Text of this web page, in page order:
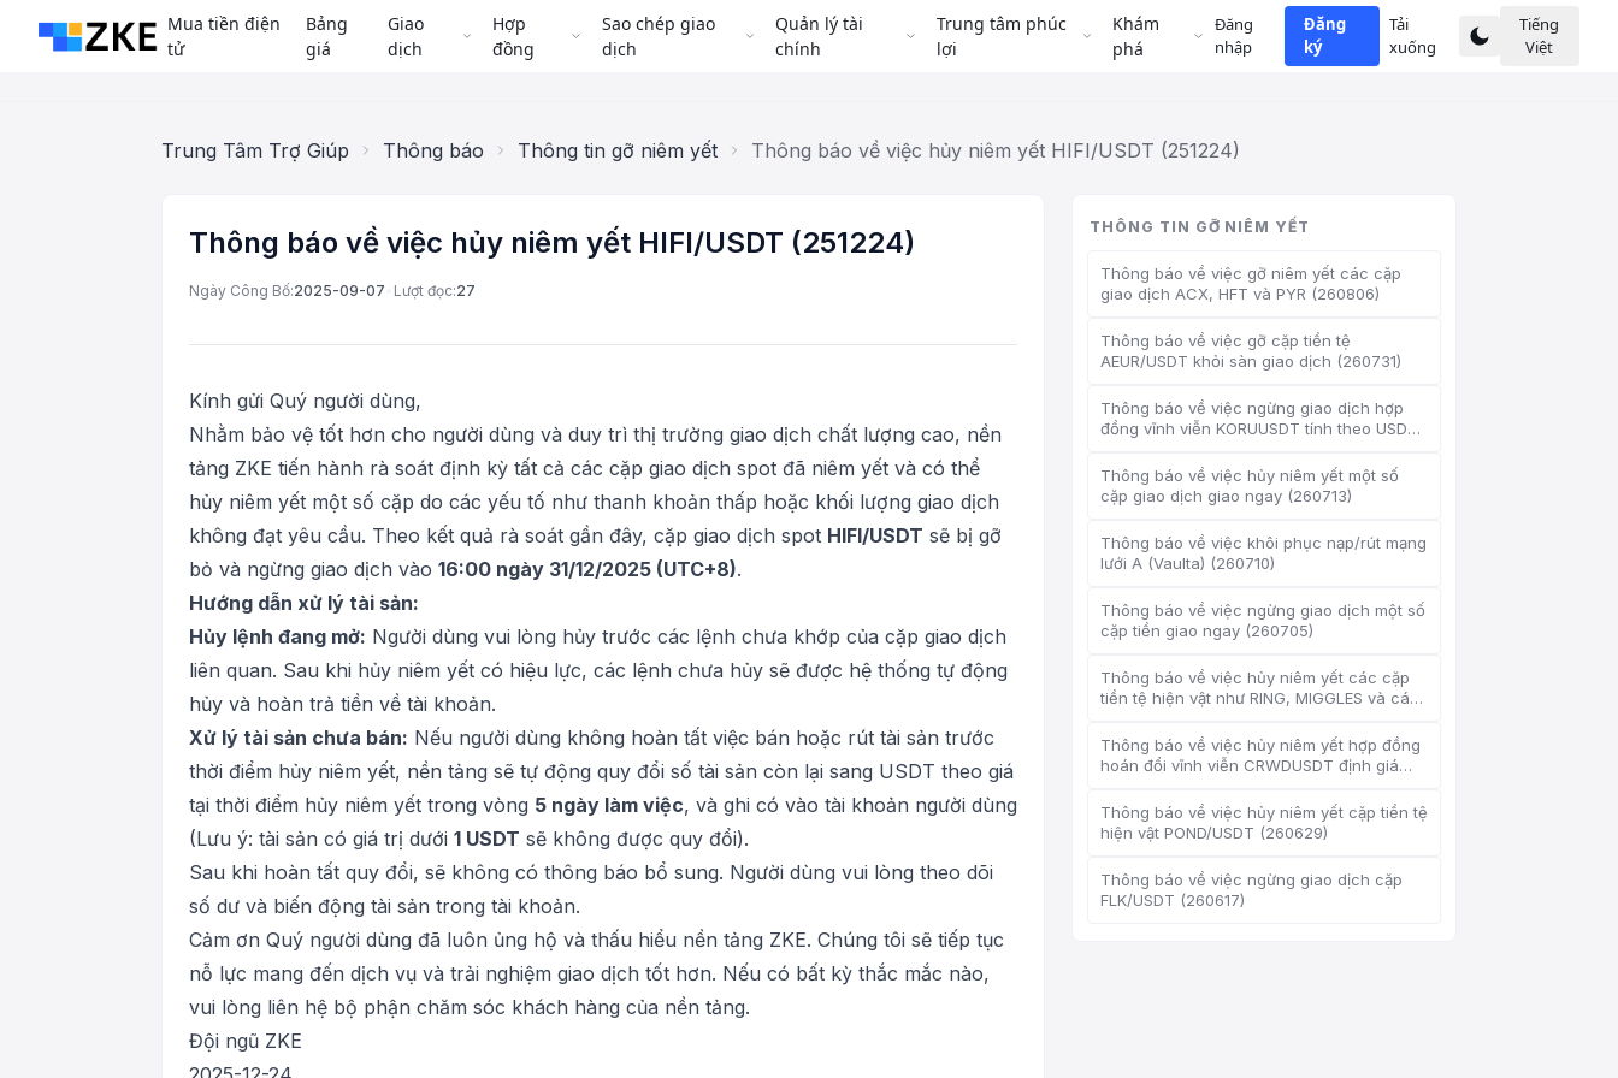
Mua tiền điện
tử
Bảng
giá
Giao
dịch
Hợp
đồng
Sao chép giao
dịch
Quản lý tài
chính
Trung tâm phúc
lợi
Khám
phá
Đăng
nhập
Đăng
ký
Tải
xuống
Tiếng
Việt
Trung Tâm Trợ Giúp Thông báo Thông tin gỡ niêm yết Thông báo về việc hủy niêm yết HIFI/USDT (251224)
Thông báo về việc hủy niêm yết HIFI/USDT (251224)
Ngày Công Bố:2025-09-07 Lượt đọc:27
Kính gửi Quý người dùng,
Nhằm bảo vệ tốt hơn cho người dùng và duy trì thị trường giao dịch chất lượng cao, nền
tảng ZKE tiến hành rà soát định kỳ tất cả các cặp giao dịch spot đã niêm yết và có thể
hủy niêm yết một số cặp do các yếu tố như thanh khoản thấp hoặc khối lượng giao dịch
không đạt yêu cầu. Theo kết quả rà soát gần đây, cặp giao dịch spot HIFI/USDT sẽ bị gỡ
bỏ và ngừng giao dịch vào 16:00 ngày 31/12/2025 (UTC+8).
Hướng dẫn xử lý tài sản:
Hủy lệnh đang mở: Người dùng vui lòng hủy trước các lệnh chưa khớp của cặp giao dịch
liên quan. Sau khi hủy niêm yết có hiệu lực, các lệnh chưa hủy sẽ được hệ thống tự động
hủy và hoàn trả tiền về tài khoản.
Xử lý tài sản chưa bán: Nếu người dùng không hoàn tất việc bán hoặc rút tài sản trước
thời điểm hủy niêm yết, nền tảng sẽ tự động quy đổi số tài sản còn lại sang USDT theo giá
tại thời điểm hủy niêm yết trong vòng 5 ngày làm việc, và ghi có vào tài khoản người dùng
(Lưu ý: tài sản có giá trị dưới 1 USDT sẽ không được quy đổi).
Sau khi hoàn tất quy đổi, sẽ không có thông báo bổ sung. Người dùng vui lòng theo dõi
số dư và biến động tài sản trong tài khoản.
Cảm ơn Quý người dùng đã luôn ủng hộ và thấu hiểu nền tảng ZKE. Chúng tôi sẽ tiếp tục
nỗ lực mang đến dịch vụ và trải nghiệm giao dịch tốt hơn. Nếu có bất kỳ thắc mắc nào,
vui lòng liên hệ bộ phận chăm sóc khách hàng của nền tảng.
Đội ngũ ZKE
THÔNG TIN GỠ NIÊM YẾT
Thông báo về việc gỡ niêm yết các cặp
giao dịch ACX, HFT và PYR (260806)
Thông báo về việc gỡ cặp tiền tệ
AEUR/USDT khỏi sàn giao dịch (260731)
Thông báo về việc ngừng giao dịch hợp
đồng vĩnh viễn KORUUSDT tính theo USDT
Thông báo về việc hủy niêm yết một số
cặp giao dịch giao ngay (260713)
Thông báo về việc khôi phục nạp/rút mạng
lưới A (Vaulta) (260710)
Thông báo về việc ngừng giao dịch một số
cặp tiền giao ngay (260705)
Thông báo về việc hủy niêm yết các cặp
tiền tệ hiện vật như RING, MIGGLES và các
Thông báo về việc hủy niêm yết hợp đồng
hoán đổi vĩnh viễn CRWDUSDT định giá
Thông báo về việc hủy niêm yết cặp tiền tệ
hiện vật POND/USDT (260629)
Thông báo về việc ngừng giao dịch cặp
FLK/USDT (260617)
Support Center
Xin chào, tôi có thể giúp gì
Dịch vụ khách hàng trực tuyến hỗ trợ